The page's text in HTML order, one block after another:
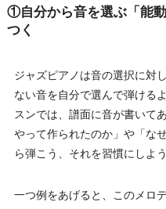
①自分から音を選ぶ「能
つく
ジャズピアノは音の選択に対
ない音を自分で選んで弾ける
スンでは、譜面に音が書いて
やって作られたのか」や「な
ら弾こう、それを習慣にしよ
一つ例をあげると、このメロ